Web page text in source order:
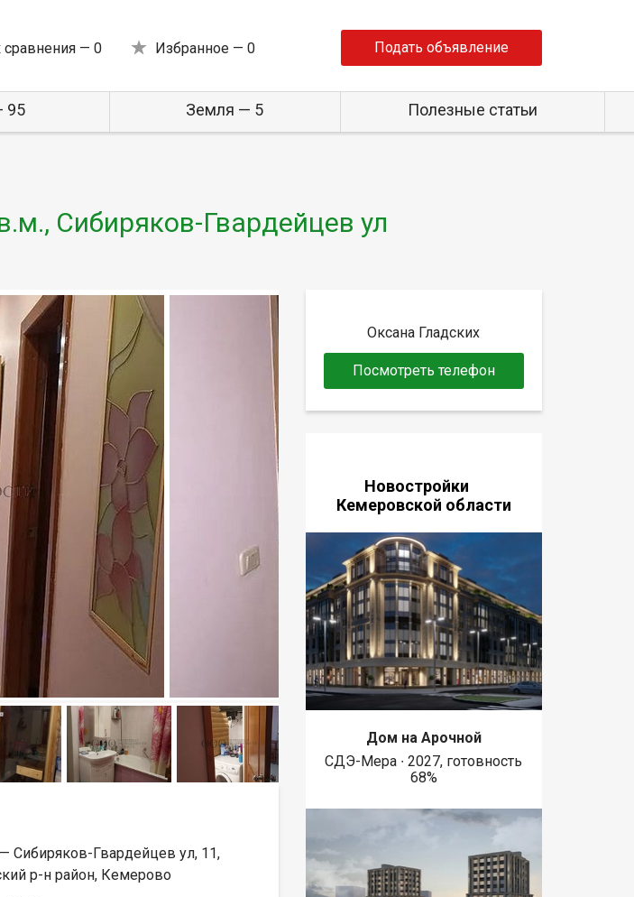
сравнения — 0 Избранное — 0 Подать объявление
95 Земля — 5 Полезные статьи
Сибиряков-Гвардейцев ул
Сибиряков-Гвардейцев ул, 11,
р-н район, Кемерово
Оксана Гладских
Посмотреть телефон
Новостройки
Кемеровской области
Дом на Арочной
СДЭ-Мера ∙ 2027, готовность
68%